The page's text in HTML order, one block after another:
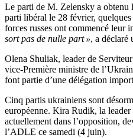
Le parti de M. Zelensky a obtenu
parti libéral le 28 février,
forces russes ont commencé leur
sort pas de nulle part », a déclaré
Olena Shuliak, leader de
vice-Première ministre de
font partie d’une délégation
Cinq partis ukrainiens sont
européenne. Kira Rudik, la
actuellement dans l’opposition,
l’ADLE ce samedi (4 juin).